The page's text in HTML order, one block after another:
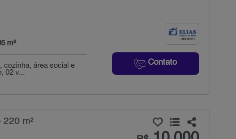
Contato
m²
cozinha, área social e
02 v...
m²